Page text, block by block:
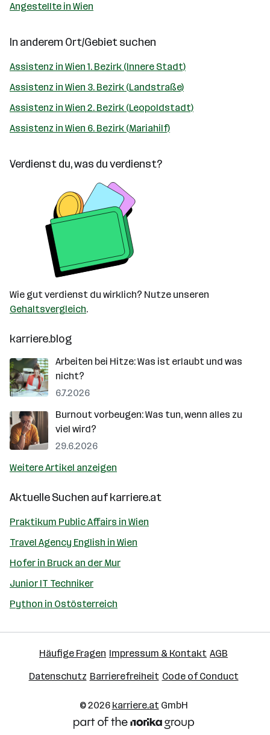
Angestellte in Wien
In anderem Ort/Gebiet suchen
Assistenz in Wien 1. Bezirk (Innere Stadt)
Assistenz in Wien 3. Bezirk (Landstraße)
Assistenz in Wien 2. Bezirk (Leopoldstadt)
Assistenz in Wien 6. Bezirk (Mariahilf)
Verdienst du, was du verdienst?
Wie gut verdienst du wirklich? Nutze unseren
Gehaltsvergleich.
karriere.blog
Arbeiten bei Hitze: Was ist erlaubt und was
nicht?
6.7.2026
Burnout vorbeugen: Was tun, wenn alles zu
viel wird?
29.6.2026
Weitere Artikel anzeigen
Aktuelle Suchen aufkarriere.at
Praktikum Public Affairs in Wien
Travel Agency English in Wien
Hofer in Bruck an der Mur
Junior IT Techniker
Python in Ostösterreich
Häufige Fragen Impressum & Kontakt AGB
Datenschutz Barrierefreiheit Code of Conduct
© 2026 karriere.atGmbH